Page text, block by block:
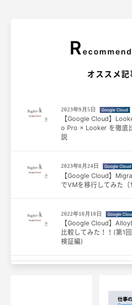
R
オススメ記
2023年9月5日 Google Cloud
【Google Cloud】
o Pro × Looker を徹底
説
2023年8月24日 Google Cloud
【Google Cloud】
でVMを移行してみた（
2022年10月10日 Google
【Google Cloud】
比較してみた！！(第1
検証編)